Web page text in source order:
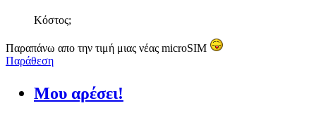
Κόστος;
Παραπάνω απο την τιμή μιας νέας microSIM
Παράθεση
Μου αρέσει!